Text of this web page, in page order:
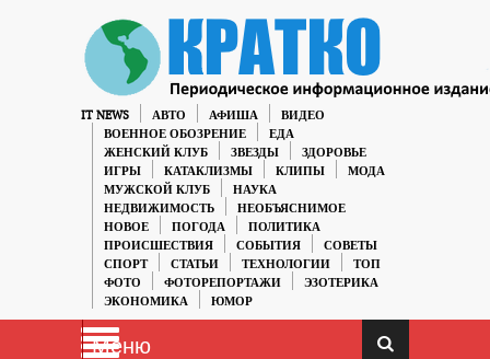
IT NEWS АВТО АФИША
ВИДЕО
ВОЕННОЕ ОБОЗРЕНИЕ
ЕДА
ЖЕНСКИЙ КЛУБ
ЗВЕЗДЫ
ЗДОРОВЬЕ
ИГРЫ
КАТАКЛИЗМЫ КЛИПЫ
МОДА
МУЖСКОЙ КЛУБ
НАУКА
НЕДВИЖИМОСТЬ
НЕОБЪЯСНИМОЕ
НОВОЕ
ПОГОДА
ПОЛИТИКА
ПРОИСШЕСТВИЯ
СОБЫТИЯ
СОВЕТЫ
СПОРТ
СТАТЬИ ТЕХНОЛОГИИ
ТОП
ФОТО
ФОТОРЕПОРТАЖИ
ЭЗОТЕРИКА
ЭКОНОМИКА
ЮМОР
Меню